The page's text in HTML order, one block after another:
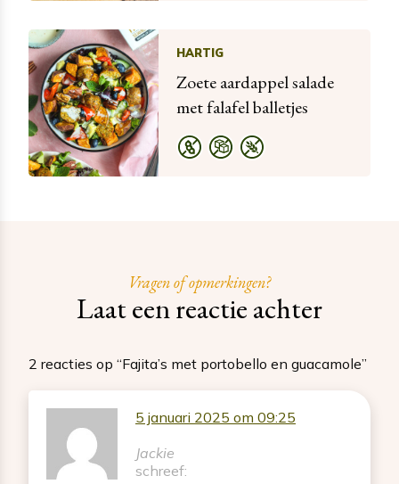
HARTIG
Zoete aardappel salade
met falafel balletjes
Vragen of opmerkingen?
Laat een reactie achter
2 reacties op “Fajita’s met portobello en guacamole”
Jackie
schreef:
5 januari 2025 om 09:25